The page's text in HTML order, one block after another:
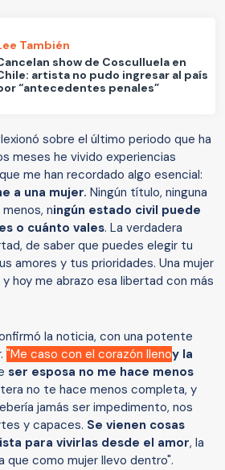
También
show de Cosculluela en
artista no pudo ingresar al país
“antecedentes penales”
sobre el último periodo que ha
meses he vivido experiencias
me han recordado algo esencial:
a una mujer. Ningún título, ninguna
ningún estado civil puede
o cuánto vales. La verdadera
de saber que puedes elegir tu
amores y tus prioridades. Una mujer
hoy me abrazo esa libertad con más
la noticia, con una potente
"Me caso con el corazón llenoy la
ser esposa no me hace menos
no te hace menos completa, y
jamás ser impedimento, nos
y capaces. Se vienen cosas
para vivirlas desde el amor, la
que como mujer llevo dentro".